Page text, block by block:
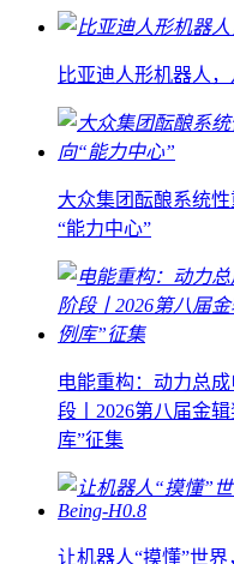
比亚迪人形机器人
大众集团酝酿系统
“能力中心”
电能重构：动力总
段丨2026第八届金
库”征集
让机器人“摸懂”世